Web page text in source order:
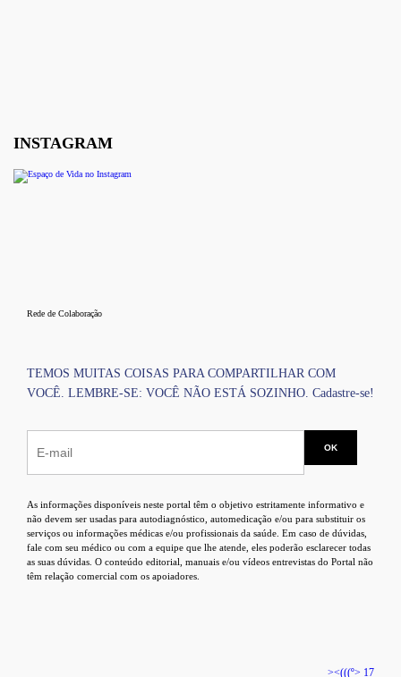
INSTAGRAM
Rede de Colaboração
TEMOS MUITAS COISAS PARA COMPARTILHAR COM
VOCÊ. LEMBRE-SE: VOCÊ NÃO ESTÁ SOZINHO. Cadastre-se!
As informações disponíveis neste portal têm o objetivo estritamente informativo e
não devem ser usadas para autodiagnóstico, automedicação e/ou para substituir os
serviços ou informações médicas e/ou profissionais da saúde. Em caso de dúvidas,
fale com seu médico ou com a equipe que lhe atende, eles poderão esclarecer todas
as suas dúvidas. O conteúdo editorial, manuais e/ou vídeos entrevistas do Portal não
têm relação comercial com os apoiadores.
><(((º> 17